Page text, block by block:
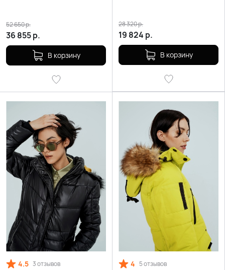
36 855р.
52 650р.
В корзину
19 824 р.
28 320р.
В корзину
4.5 3 отзывов 4 5 отзывов